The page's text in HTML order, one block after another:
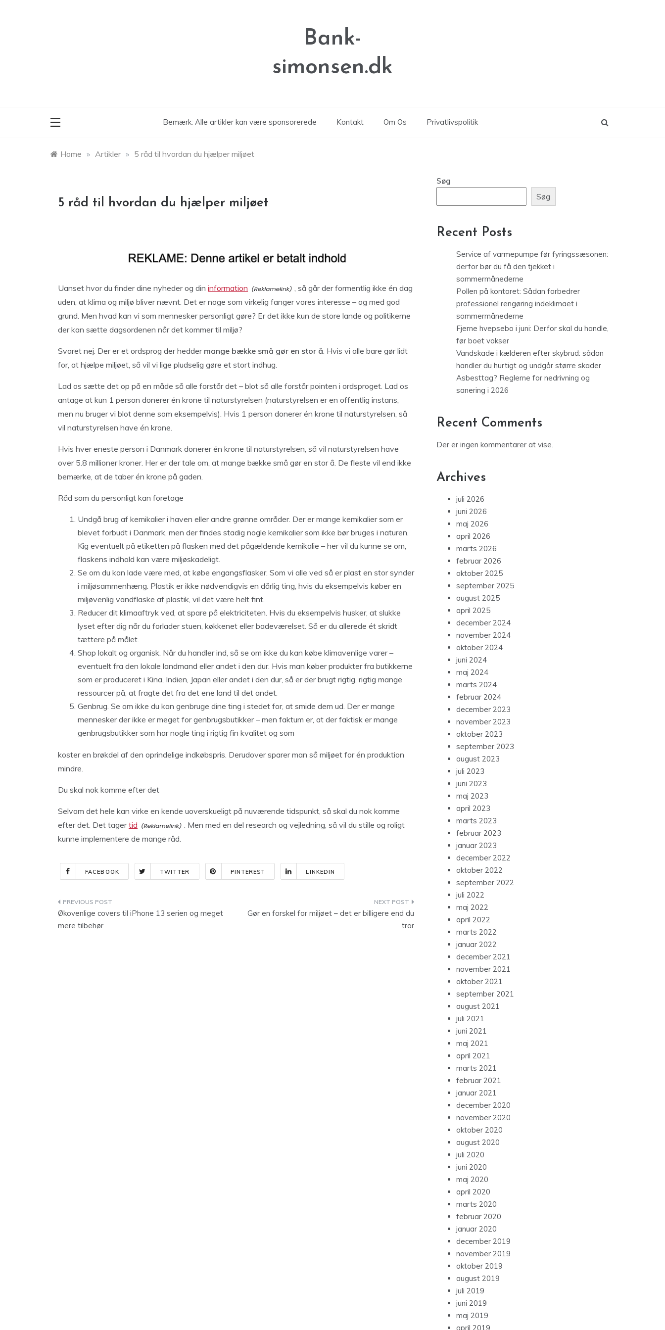
Bank-
simonsen.dk
Bemærk: Alle artikler kan være sponsorerede Kontakt Om Os Privatlivspolitik
Home » Artikler » 5 råd til hvordan du hjælper miljøet
5 råd til hvordan du hjælper miljøet
Uanset hvor du finder dine nyheder og din information
, så går der formentlig ikke én dag
uden, at klima og miljø bliver nævnt. Det er noge som virkelig fanger vores interesse – og med god
grund. Men hvad kan vi som mennesker personligt gøre? Er det ikke kun de store lande og politikerne
der kan sætte dagsordenen når det kommer til miljø?
Svaret nej. Der er et ordsprog der hedder mange bække små gør en stor å. Hvis vi alle bare gør lidt
for, at hjælpe miljøet, så vil vi lige pludselig gøre et stort indhug.
Lad os sætte det op på en måde så alle forstår det – blot så alle forstår pointen i ordsproget. Lad os
antage at kun 1 person donerer én krone til naturstyrelsen (naturstyrelsen er en offentlig instans,
men nu bruger vi blot denne som eksempelvis). Hvis 1 person donerer én krone til naturstyrelsen, så
vil naturstyrelsen have én krone.
Hvis hver eneste person i Danmark donerer én krone til naturstyrelsen, så vil naturstyrelsen have
over 5.8 millioner kroner. Her er der tale om, at mange bække små gør en stor å. De fleste vil end ikke
bemærke, at de taber én krone på gaden.
Råd som du personligt kan foretage
Undgå brug af kemikalier i haven eller andre grønne områder. Der er mange kemikalier som er
blevet forbudt i Danmark, men der findes stadig nogle kemikalier som ikke bør bruges i naturen.
Kig eventuelt på etiketten på flasken med det pågældende kemikalie – her vil du kunne se om,
flaskens indhold kan være miljøskadeligt.
Se om du kan lade være med, at købe engangsflasker. Som vi alle ved så er plast en stor synder
i miljøsammenhæng. Plastik er ikke nødvendigvis en dårlig ting, hvis du eksempelvis køber en
miljøvenlig vandflaske af plastik, vil det være helt fint.
Reducer dit klimaaftryk ved, at spare på elektriciteten. Hvis du eksempelvis husker, at slukke
lyset efter dig når du forlader stuen, køkkenet eller badeværelset. Så er du allerede ét skridt
tættere på målet.
Shop lokalt og organisk. Når du handler ind, så se om ikke du kan købe klimavenlige varer –
eventuelt fra den lokale landmand eller andet i den dur. Hvis man køber produkter fra butikkerne
som er produceret i Kina, Indien, Japan eller andet i den dur, så er der brugt rigtig, rigtig mange
ressourcer på, at fragte det fra det ene land til det andet.
Genbrug. Se om ikke du kan genbruge dine ting i stedet for, at smide dem ud. Der er mange
mennesker der ikke er meget for genbrugsbutikker – men faktum er, at der faktisk er mange
genbrugsbutikker som har nogle ting i rigtig fin kvalitet og som
koster en brøkdel af den oprindelige indkøbspris. Derudover sparer man så miljøet for én produktion
mindre.
Du skal nok komme efter det
Selvom det hele kan virke en kende uoverskueligt på nuværende tidspunkt, så skal du nok komme
efter det. Det tagertid
. Men med en del research og vejledning, så vil du stille og roligt
kunne implementere de mange råd.
FACEBOOK TWITTER PINTEREST LINKEDIN
Indlægsnavigation
Økovenlige covers til iPhone 13 serien og meget
mere tilbehør
Gør en forskel for miljøet – det er billigere end du
tror
Søg
Søg
Recent Posts
Service af varmepumpe før fyringssæsonen:
derfor bør du få den tjekket i
sommermånederne
Pollen på kontoret: Sådan forbedrer
professionel rengøring indeklimaet i
sommermånederne
Fjerne hvepsebo i juni: Derfor skal du handle,
før boet vokser
Vandskade i kælderen efter skybrud: sådan
handler du hurtigt og undgår større skader
Asbesttag? Reglerne for nedrivning og
sanering i 2026
Recent Comments
Der er ingen kommentarer at vise.
Archives
juli 2026
juni 2026
maj 2026
april 2026
marts 2026
februar 2026
oktober 2025
september 2025
august 2025
april 2025
december 2024
november 2024
oktober 2024
juni 2024
maj 2024
marts 2024
februar 2024
december 2023
november 2023
oktober 2023
september 2023
august 2023
juli 2023
juni 2023
maj 2023
april 2023
marts 2023
februar 2023
januar 2023
december 2022
oktober 2022
september 2022
juli 2022
maj 2022
april 2022
marts 2022
januar 2022
december 2021
november 2021
oktober 2021
september 2021
august 2021
juli 2021
juni 2021
maj 2021
april 2021
marts 2021
februar 2021
januar 2021
december 2020
november 2020
oktober 2020
august 2020
juli 2020
juni 2020
maj 2020
april 2020
marts 2020
februar 2020
januar 2020
december 2019
november 2019
oktober 2019
august 2019
juli 2019
juni 2019
maj 2019
april 2019